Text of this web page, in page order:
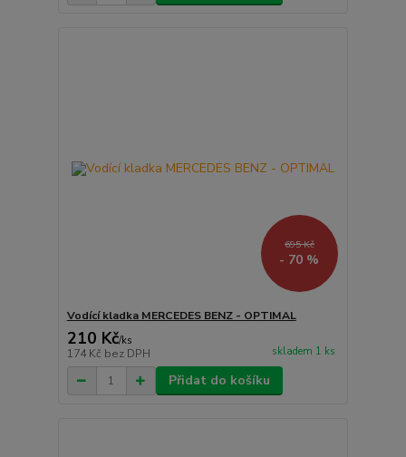
695 Kč
- 70 %
Vodící kladka MERCEDES BENZ - OPTIMAL
210 Kč/ks
174 Kč bez DPH skladem 1 ks
Přidat do košíku